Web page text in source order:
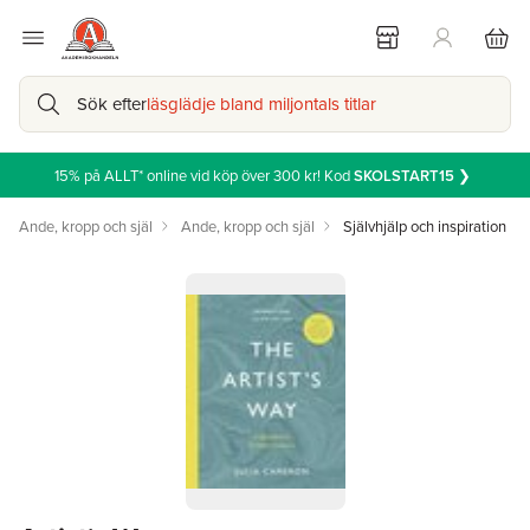
Sök efterläsglädje bland miljontals titlar
15% på ALLT* online vid köp över 300 kr! KodSKOLSTART15 ❯
Ande, kropp och själ Ande, kropp och själ Självhjälp och inspiration